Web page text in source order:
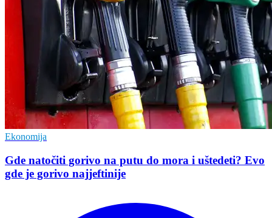
Ekonomija
Gde natočiti gorivo na putu do mora i uštedeti? Evo
gde je gorivo najjeftinije